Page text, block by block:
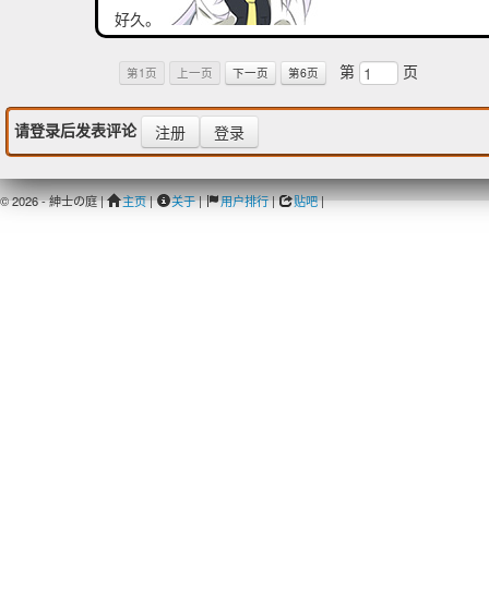
好久。
第1页 上一页 下一页 第6页 第 页
请登录后发表评论 注册 登录
© 2026 - 紳士の庭 | 主页| 关于| 用户排行| 贴吧|